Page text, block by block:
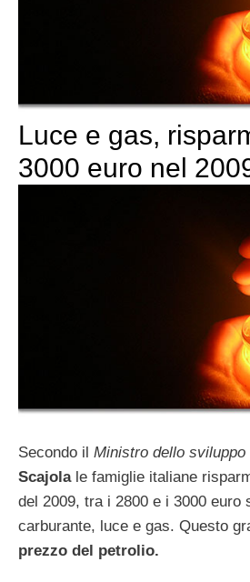
Luce e gas,
3000 euro nel
Secondo il Ministro dello sviluppo
Scajola le famiglie italiane
del 2009, tra i 2800 e i 3000 euro
carburante, luce e gas. Questo
prezzo del petrolio.